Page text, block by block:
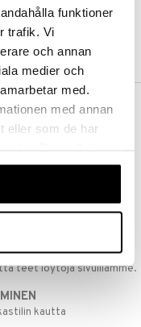
funktioner
trafik. Vi
och annan
medier och
med.
med annan
eller som de har
av vår webbplats.
50 €
voimme pitää hinnat
teet löytöjä sivuillamme.
kautta